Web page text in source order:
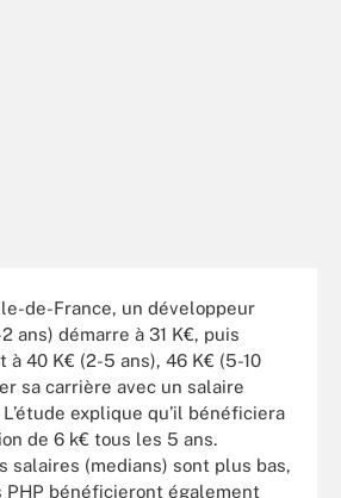
de-France, un développeur
ans) démarre à 31 K€, puis
à 40 K€ (2-5 ans), 46 K€ (5-10
sa carrière avec un salaire
explique qu’il bénéficiera
de 6 k€ tous les 5 ans.
salaires (medians) sont plus bas,
PHP bénéficieront également